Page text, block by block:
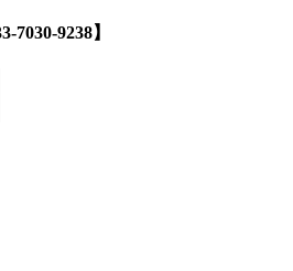
7030-9238】